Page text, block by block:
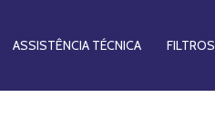
ASSISTÊNCIA TÉCNICA FILTROS